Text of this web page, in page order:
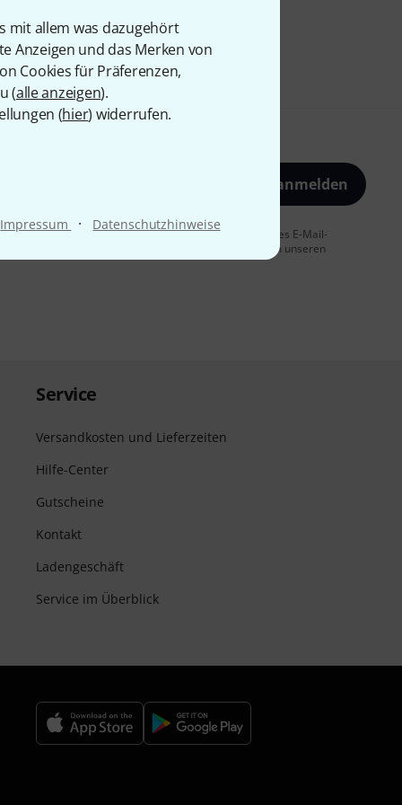
mit allem was dazugehört
Anzeigen und das Merken von
Cookies für Präferenzen,
(alle anzeigen).
(hier) widerrufen.
Impressum · Datenschutzhinweise
Jetzt anmelden
dem Erhalt von E-Mail-Werbung und einer Messung des E-Mail-
jederzeit möglich. Weitere Informationen finden Sie in unseren
Service
Versandkosten und Lieferzeiten
Hilfe-Center
Gutscheine
Kontakt
Ladengeschäft
Service im Überblick